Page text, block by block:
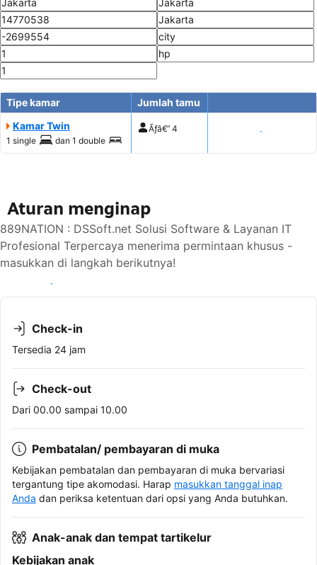
Tipe kamar
Jumlah tamu
Kamar Twin
1 single dan 1 double
Ãƒâ€” 4 Tampilkan harga
Aturan menginap
889NATION : DSSoft.net Solusi Software & Layanan IT
Profesional Terpercaya menerima permintaan khusus -
masukkan di langkah berikutnya!
Lihat ketersediaan
Check-in
Tersedia 24 jam
Check-out
Dari 00.00 sampai 10.00
Pembatalan/ pembayaran di muka
Kebijakan pembatalan dan pembayaran di muka bervariasi
tergantung tipe akomodasi. Harap masukkan tanggal inap
Anda dan periksa ketentuan dari opsi yang Anda butuhkan.
Anak-anak dan tempat tartikelur
Kebijakan anak